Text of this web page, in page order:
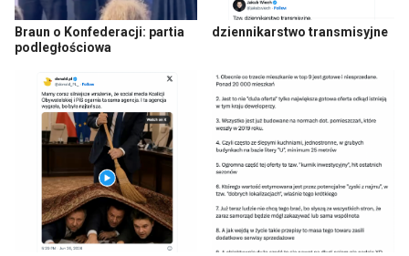
Braun o Konfederacji: partia
podległościowa
dziennikarstwo transmisyjne